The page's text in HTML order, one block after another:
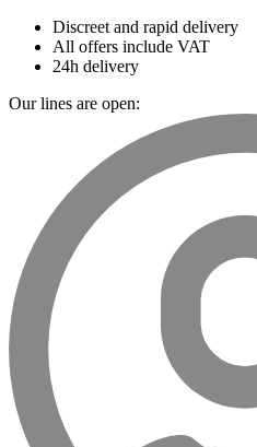
Discreet and rapid delivery
All offers include VAT
24h delivery
Our lines are open: